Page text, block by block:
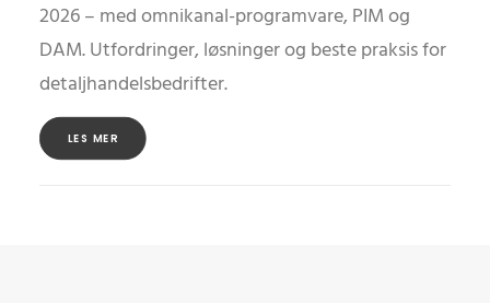
2026 – med omnikanal-programvare, PIM og
DAM. Utfordringer, løsninger og beste praksis for
detaljhandelsbedrifter.
LES MER